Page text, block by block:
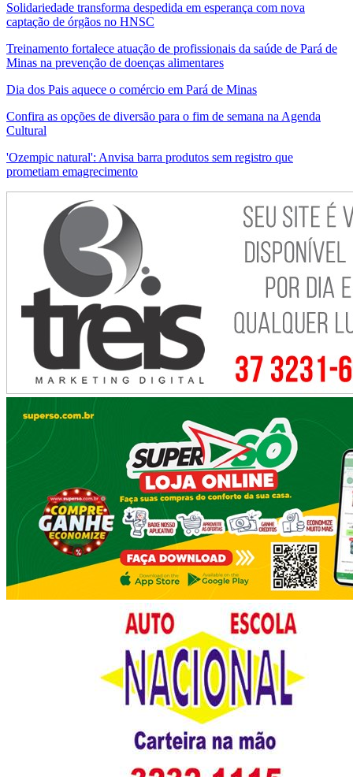
Solidariedade transforma despedida em esperança com nova
captação de órgãos no HNSC
Treinamento fortalece atuação de profissionais da saúde de Pará de
Minas na prevenção de doenças alimentares
Dia dos Pais aquece o comércio em Pará de Minas
Confira as opções de diversão para o fim de semana na Agenda
Cultural
'Ozempic natural': Anvisa barra produtos sem registro que
prometiam emagrecimento